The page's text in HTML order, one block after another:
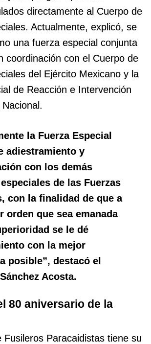
directamente al Cuerpo de
Actualmente, explicó, se
una fuerza especial conjunta
coordinación con el Cuerpo de
del Ejército Mexicano y la
de Reacción e Intervención
la Fuerza Especial
adiestramiento y
con los demás
de las Fuerzas
con la finalidad de que a
orden que sea emanada
se le dé
con la mejor
posible”, destacó el
Acosta.
80 aniversario de la
Fusileros Paracaidistas tiene su